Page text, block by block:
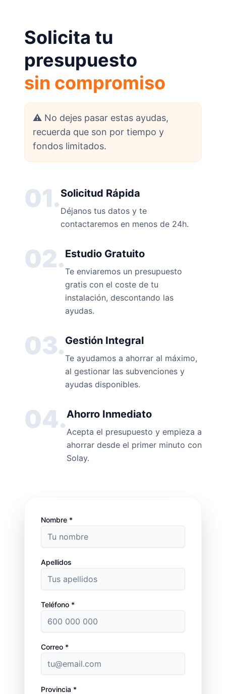
Solicita tu
presupuesto
sin compromiso
⚠️ No dejes pasar estas ayudas,
recuerda que son por tiempo y
fondos limitados.
01.Solicitud Rápida
Déjanos tus datos y te
contactaremos en menos de 24h.
02.Estudio Gratuito
Te enviaremos un presupuesto
gratis con el coste de tu
instalación, descontando las
ayudas.
03.Gestión Integral
Te ayudamos a ahorrar al máximo,
al gestionar las subvenciones y
ayudas disponibles.
04.Ahorro Inmediato
Acepta el presupuesto y empieza a
ahorrar desde el primer minuto con
Solay.
Nombre *
Apellidos
Teléfono *
Correo *
Provincia *